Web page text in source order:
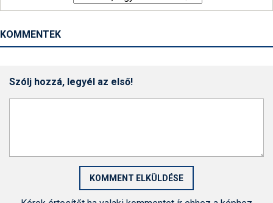
KOMMENTEK
Szólj hozzá, legyél az első!